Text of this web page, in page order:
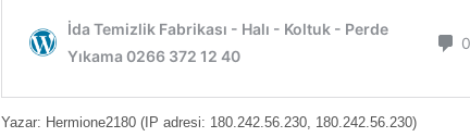
Yazar: Hermione2180 (IP adresi: 180.242.56.230, 180.242.56.230)